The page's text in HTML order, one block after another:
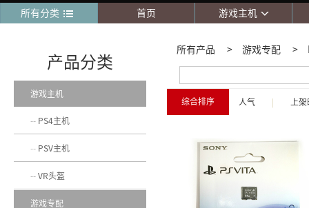
所有分类 首页 游戏主机
所有产品 > 游戏专配 >
综合排序 人气 上
产品分类
游戏主机
PS4主机
PSV主机
VR头盔
游戏专配